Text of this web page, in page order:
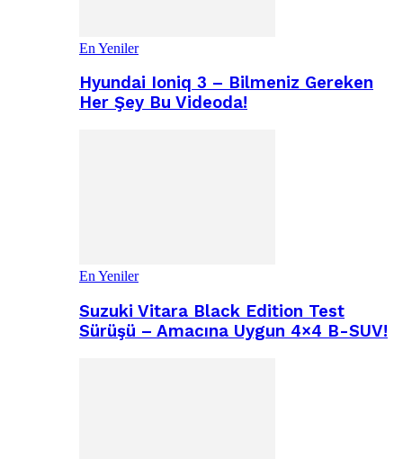
En Yeniler
Hyundai Ioniq 3 – Bilmeniz Gereken
Her Şey Bu Videoda!
En Yeniler
Suzuki Vitara Black Edition Test
Sürüşü – Amacına Uygun 4×4 B-SUV!